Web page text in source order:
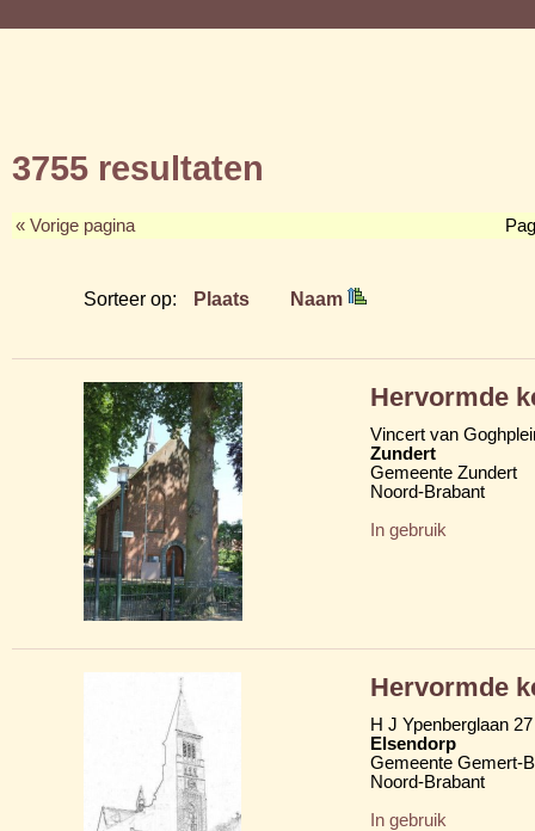
3755 resultaten
« Vorige pagina
Sorteer op: Plaats Naam
Hervormde
Vincert van
Zundert
Gemeente Zundert
Noord-Brabant
In gebruik
Hervormde
H J Ypenberglaan
Elsendorp
Gemeente Gemert-
Noord-Brabant
In gebruik